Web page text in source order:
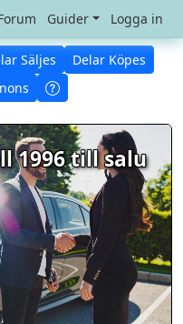
Guider Logga in
Säljes
Delar Köpes
1996 till salu